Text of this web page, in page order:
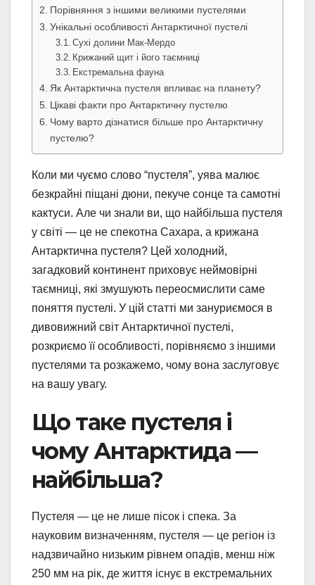
Порівняння з іншими великими пустелями
Унікальні особливості Антарктичної пустелі
Сухі долини Мак-Мердо
Крижаний щит і його таємниці
Екстремальна фауна
Як Антарктична пустеля впливає на планету?
Цікаві факти про Антарктичну пустелю
Чому варто дізнатися більше про Антарктичну
пустелю?
Коли ми чуємо слово “пустеля”, уява малює
безкрайні піщані дюни, пекуче сонце та самотні
кактуси. Але чи знали ви, що найбільша пустеля
у світі — це не спекотна Сахара, а крижана
Антарктична пустеля? Цей холодний,
загадковий континент приховує неймовірні
таємниці, які змушують переосмислити саме
поняття пустелі. У цій статті ми зануриємося в
дивовижний світ Антарктичної пустелі,
розкриємо її особливості, порівняємо з іншими
пустелями та розкажемо, чому вона заслуговує
на вашу увагу.
Що таке пустеля і
чому Антарктида —
найбільша?
Пустеля — це не лише пісок і спека. За
науковим визначенням, пустеля — це регіон із
надзвичайно низьким рівнем опадів, менш ніж
250 мм на рік, де життя існує в екстремальних